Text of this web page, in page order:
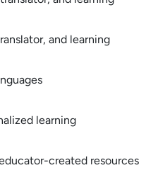
and learning
learning
created resources